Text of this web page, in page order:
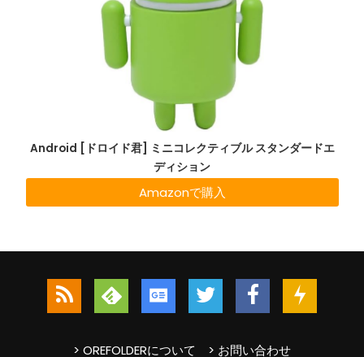
Android [ドロイド君] ミニコレクティブル スタンダードエ
ディション
Amazonで購入
> OREFOLDERについて > お問い合わせ